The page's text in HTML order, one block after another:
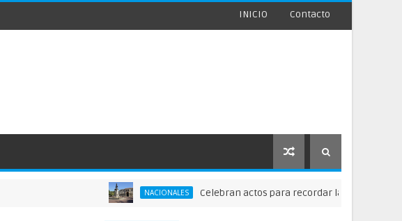
INICIO Contacto
NACIONALES Celebran actos para recordar la fundación de Santo